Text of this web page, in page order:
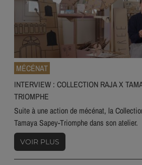
MÉCÉNAT
INTERVIEW : COLLECTION RAJA X
TRIOMPHE
Suite à une action de mécénat, la
Tamaya Sapey-Triomphe dans son atelier.
VOIR PLUS